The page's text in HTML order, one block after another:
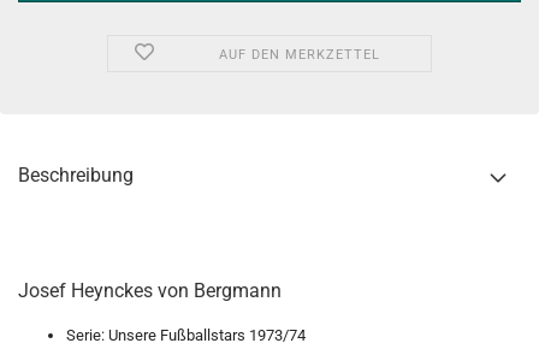
AUF DEN MERKZETTEL
Beschreibung
Josef Heynckes von Bergmann
Serie: Unsere Fußballstars 1973/74